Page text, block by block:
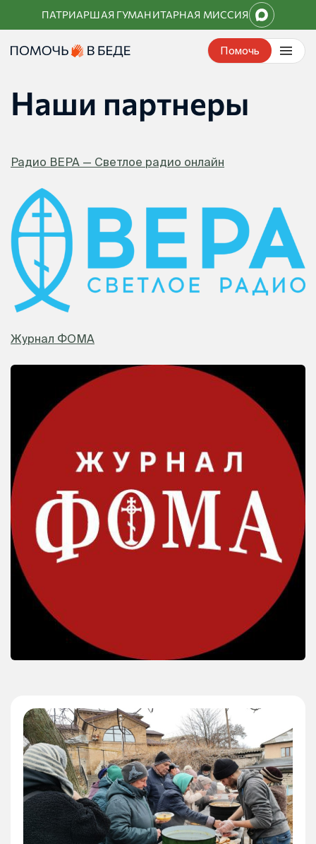
Перейти
к
контенту
ПАТРИАРШАЯ ГУМАНИТАРНАЯ МИССИЯ
Помочь
Наши партнеры
Радио ВЕРА — Светлое радио онлайн
Журнал ФОМА